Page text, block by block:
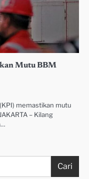
Mutu BBM
memastikan mutu
– Kilang
Cari